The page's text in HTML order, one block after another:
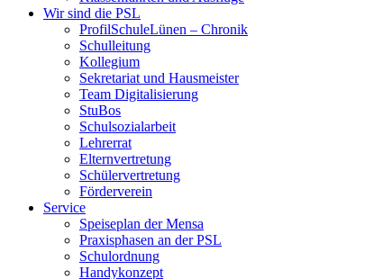
Wir sind die PSL
ProfilSchuleLünen – Chronik
Schulleitung
Kollegium
Sekretariat und Hausmeister
Team Digitalisierung
StuBos
Schulsozialarbeit
Lehrerrat
Elternvertretung
Schülervertretung
Förderverein
Service
Speiseplan der Mensa
Praxisphasen an der PSL
Schulordnung
Handykonzept